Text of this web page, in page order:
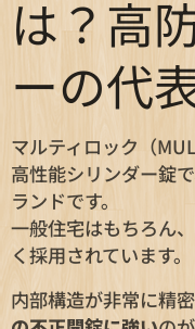
は？高
ーの代
マルティロック（
高性能シリンダー錠
ランドです。
一般住宅はもちろん
く採用されています。
内部構造が非常に精密